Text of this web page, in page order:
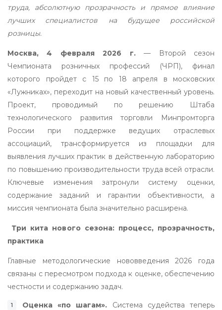
труда, абсолютную прозрачность и прямое влияние
лучших специалистов на будущее российской
розницы.
Москва, 4 февраля 2026 г.— Второй сезон
Чемпионата розничных профессий (ЧРП), финал
которого пройдет с 15 по 18 апреля в московских
«Лужниках», переходит на новый качественный уровень.
Проект, проводимый по решению Штаба
технологического развития торговли Минпромторга
России при поддержке ведущих отраслевых
ассоциаций, трансформируется из площадки для
выявления лучших практик в действенную лабораторию
по повышению производительности труда всей отрасли.
Ключевые изменения затронули систему оценки,
содержание заданий и гарантии объективности, а
миссия чемпионата была значительно расширена.
Три кита нового сезона: процесс, прозрачность,
практика
Главные методологические нововведения 2026 года
связаны с пересмотром подхода к оценке, обеспечению
честности и содержанию задач.
Оценка «по шагам». Система судейства теперь